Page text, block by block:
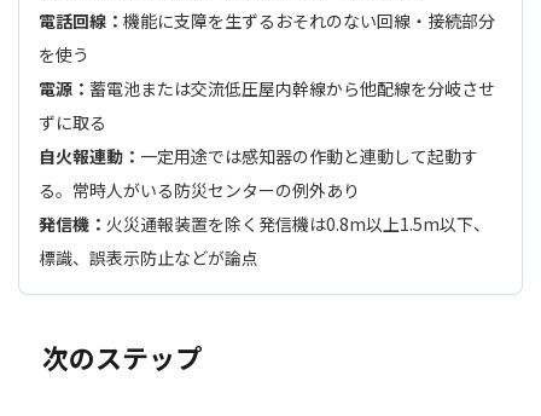
電話回線： 機能に支障を生ずるおそれのない回線・接続部分
を使う
電源： 蓄電池または交流低圧屋内幹線から他配線を分岐させ
ずに取る
自火報連動： 一定用途では感知器の作動と連動して起動す
る。常時人がいる防災センターの例外あり
発信機： 火災通報装置を除く発信機は0.8m以上1.5m以下、
標識、誤表示防止などが論点
次のステップ